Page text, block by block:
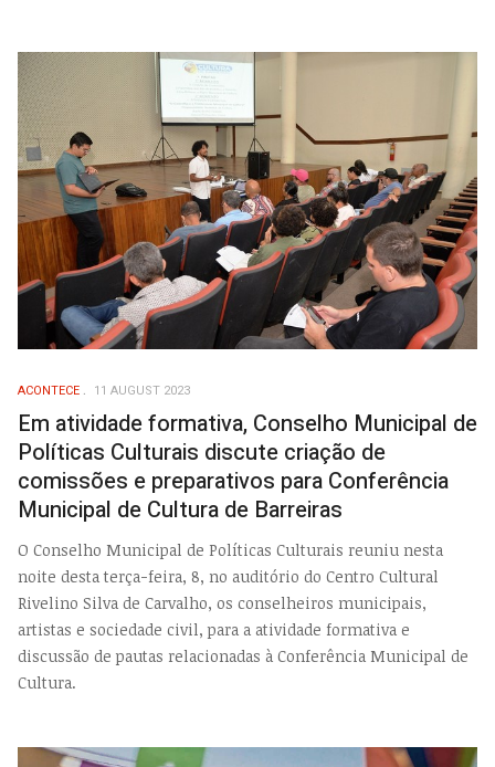
ACONTECE 11 AUGUST 2023
Em atividade formativa, Conselho Municipal de
Políticas Culturais discute criação de
comissões e preparativos para Conferência
Municipal de Cultura de Barreiras
O Conselho Municipal de Políticas Culturais reuniu nesta
noite desta terça-feira, 8, no auditório do Centro Cultural
Rivelino Silva de Carvalho, os conselheiros municipais,
artistas e sociedade civil, para a atividade formativa e
discussão de pautas relacionadas à Conferência Municipal de
Cultura.